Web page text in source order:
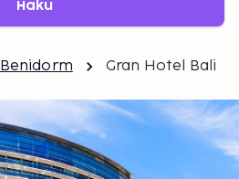
Haku
Benidorm Gran Hotel Bali